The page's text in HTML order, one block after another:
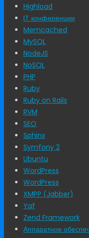
Highload
IT конференции
Memcached
MySQL
NodeJS
NoSQL
PHP
Ruby
Ruby on Rails
RVM
SEO
Sphinx
Symfony 2
Ubuntu
WordPress
WordPress
XMPP (Jabber)
Yaf
Zend Framework
Аппаратное